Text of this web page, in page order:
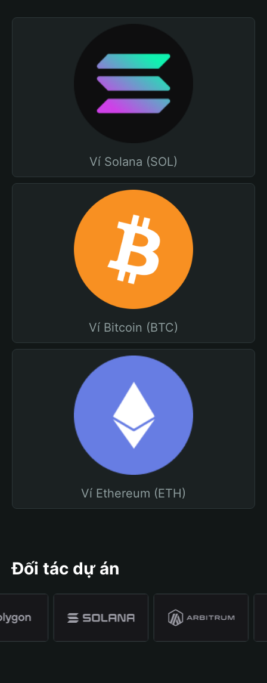
Ví Solana (SOL)
Ví Bitcoin (BTC)
Ví Ethereum (ETH)
Đối tác dự án